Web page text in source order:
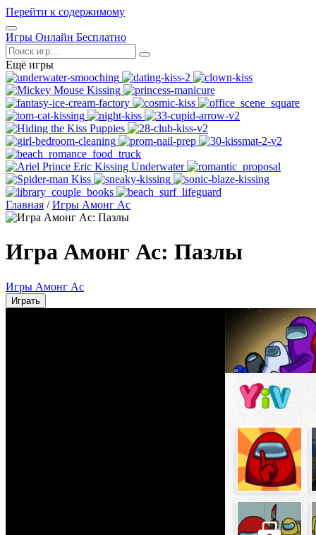
Перейти к содержимому
Открыть
меню
Игры Онлайн Бесплатно
Поиск
Ещё игры
Главная / Игры Амонг Ас
Игра Амонг Ас: Пазлы
Игры Амонг Ас
Играть